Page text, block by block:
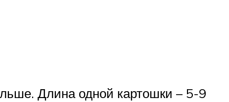
Длина одной картошки – 5-9